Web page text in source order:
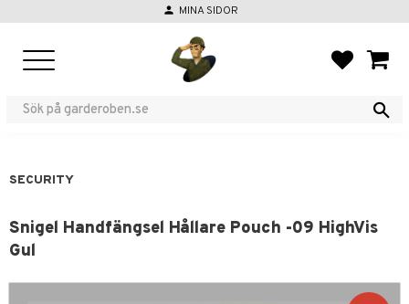
person MINA SIDOR
SECURITY
Snigel Handfängsel Hållare Pouch -09 HighVis
Gul